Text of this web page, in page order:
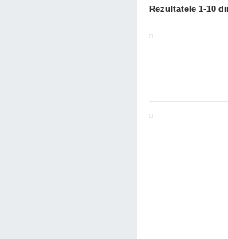
Rezultatele 1-10